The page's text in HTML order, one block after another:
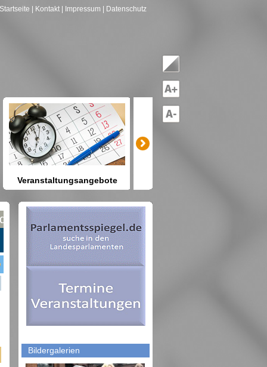
Startseite | Kontakt | Impressum | Datenschutz
Veranstaltungsangebote
Sie Berlin und seine Angebote?
nach Gruppen--->hier drücken
Bildergalerien